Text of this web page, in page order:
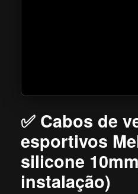
✅ Cabos de
esportivos
silicone
instalação)